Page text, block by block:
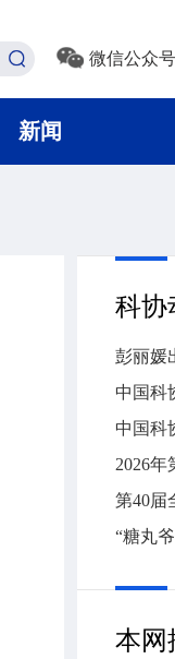
微信公众号
新闻
科协
第40届
本网